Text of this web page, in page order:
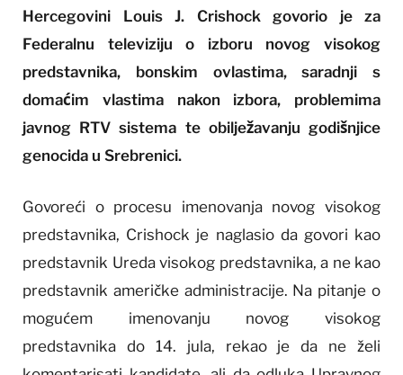
Hercegovini Louis J. Crishock govorio je za
Federalnu televiziju o izboru novog visokog
predstavnika, bonskim ovlastima, saradnji s
domaćim vlastima nakon izbora, problemima
javnog RTV sistema te obilježavanju godišnjice
genocida u Srebrenici.
Govoreći o procesu imenovanja novog visokog
predstavnika, Crishock je naglasio da govori kao
predstavnik Ureda visokog predstavnika, a ne kao
predstavnik američke administracije. Na pitanje o
mogućem imenovanju novog visokog
predstavnika do 14. jula, rekao je da ne želi